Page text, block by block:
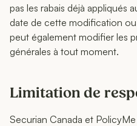
pas les rabais déjà appliqués
date de cette modification
peut également modifier les
générales à tout moment.
Limitation de
Securian Canada et